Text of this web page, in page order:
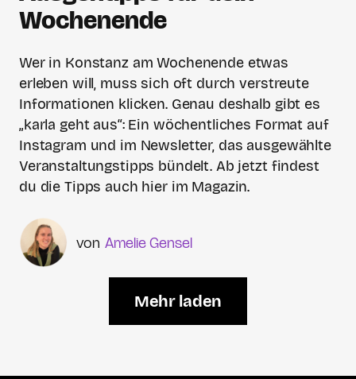
Wochenende
Wer in Konstanz am Wochenende etwas
erleben will, muss sich oft durch verstreute
Informationen klicken. Genau deshalb gibt es
„karla geht aus“: Ein wöchentliches Format auf
Instagram und im Newsletter, das ausgewählte
Veranstaltungstipps bündelt. Ab jetzt findest
du die Tipps auch hier im Magazin.
Amelie Gensel
Mehr laden